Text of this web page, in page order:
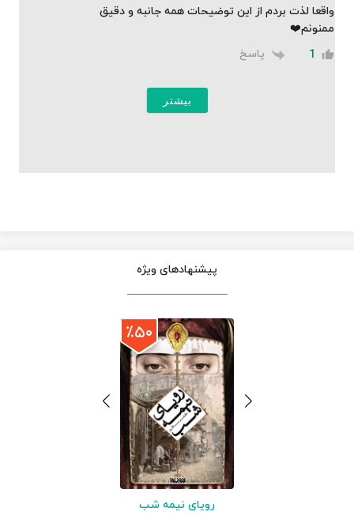
واقعا لذت بردم از این توضیحات همه جانبه و دقیق
ممنونم❤️
1
پاسخ
بیشتر
پیشنهادهای ویژه
٪۵۰
رویای نیمه شب